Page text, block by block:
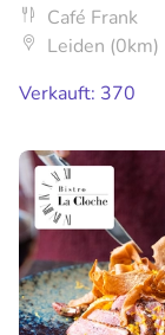
Café Frank
Leiden (0km)
Verkauft: 370